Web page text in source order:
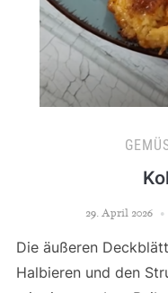
29. April 2026
Die äußeren
Halbieren und den